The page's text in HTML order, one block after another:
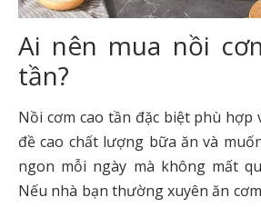
Ai nên mua nồi
tần?
Nồi cơm cao tần đặc biệt phù
đề cao chất lượng bữa ăn và
ngon mỗi ngày mà không mất
Nếu nhà bạn thường xuyên ăn